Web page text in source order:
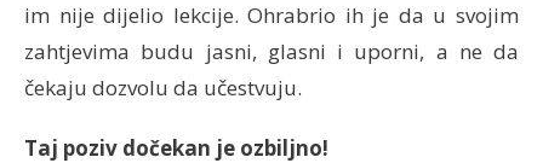
im nije dijelio lekcije. Ohrabrio ih je da u svojim
zahtjevima budu jasni, glasni i uporni, a ne da
čekaju dozvolu da učestvuju.
Taj poziv dočekan je ozbiljno!